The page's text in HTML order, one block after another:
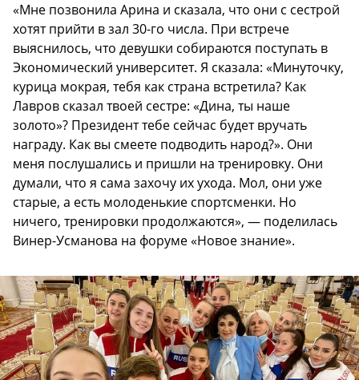
«Мне позвонила Арина и сказала, что они с сестрой
хотят прийти в зал 30-го числа. При встрече
выяснилось, что девушки собираются поступать в
Экономический университет. Я сказала: «Минуточку,
курица мокрая, тебя как страна встретила? Как
Лавров сказал твоей сестре: «Дина, ты наше
золото»? Президент тебе сейчас будет вручать
награду. Как вы смеете подводить народ?». Они
меня послушались и пришли на тренировку. Они
думали, что я сама захочу их ухода. Мол, они уже
старые, а есть молоденькие спортсменки. Но
ничего, тренировки продолжаются», — поделилась
Винер-Усманова на форуме «Новое знание».